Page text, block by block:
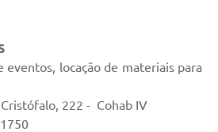
eventos, locação de materiais para
222 - Cohab IV